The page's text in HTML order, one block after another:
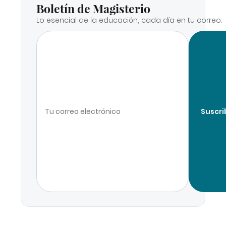
Boletín de Magisterio
Lo esencial de la educación, cada día en tu correo.